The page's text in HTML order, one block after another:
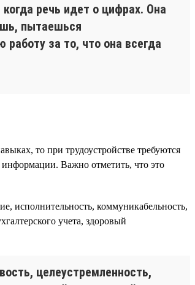
речь идет о цифрах. Она
пытаешься
за то, что она всегда
то при трудоустройстве требуются
информации. Важно отметить, что это
исполнительность, коммуникабельность,
учета, здоровый
целеустремленность,